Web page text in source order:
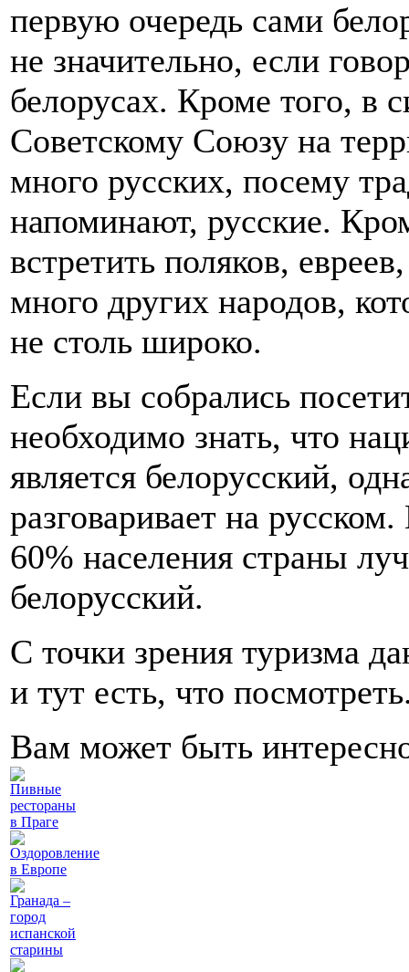
первую очередь сами
не значительно, если
белорусах. Кроме того, в
Советскому Союзу на
много русских, посему
напоминают, русские.
встретить поляков,
много других народов,
не столь широко.
Если вы собрались
необходимо знать, что
является белорусский,
разговаривает на
60% населения страны
белорусский.
С точки зрения туризма
и тут есть, что
Вам может быть
Пивные
рестораны
в Праге
Оздоровление
в Европе
Гранада –
город
испанской
старины